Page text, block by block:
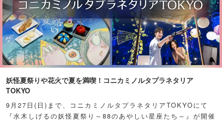
妖怪夏祭りや花火で夏を満喫！コニカミノルタプラネタリア
TOKYO
9月27日(日)まで、コニカミノルタプラネタリアTOKYOにて
『水木しげるの妖怪夏祭り～88のあやしい星座たち～』が開催